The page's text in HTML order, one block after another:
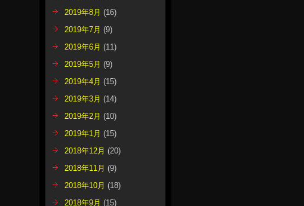
2019年8月 (16)
2019年7月 (9)
2019年6月 (11)
2019年5月 (9)
2019年4月 (15)
2019年3月 (14)
2019年2月 (10)
2019年1月 (15)
2018年12月 (20)
2018年11月 (9)
2018年10月 (18)
2018年9月 (15)